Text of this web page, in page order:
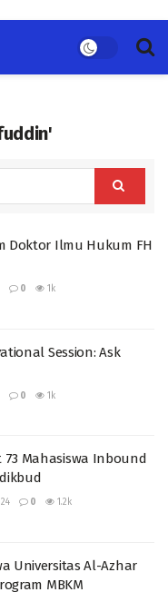
Doktor Ilmu Hukum FH
0 1k
Session: Ask
0 1k
73 Mahasiswa Inbound
0 1.2k
Universitas Al-Azhar
MBKM